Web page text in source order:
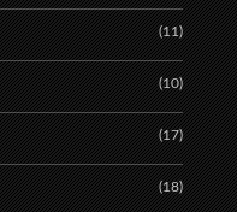
(11)
(10)
(17)
(18)